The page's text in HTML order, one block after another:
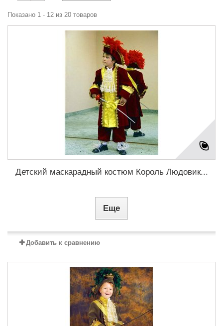
Показано 1 - 12 из 20 товаров
Детский маскарадный костюм Король Людовик...
Еще
Добавить к сравнению